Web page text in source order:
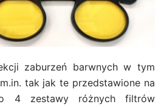
zaburzeń barwnych w tym
tak jak te przedstawione na
4 zestawy różnych filtrów